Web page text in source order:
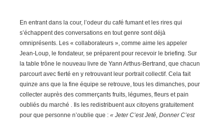
En entrant dans la cour, l’odeur du café fumant et les rires qui
s’échappent des conversations en tout genre sont déjà
omniprésents. Les « collaborateurs », comme aime les appeler
Jean-Loup, le fondateur, se préparent pour recevoir le briefing. Sur
la table trône le nouveau livre de Yann Arthus-Bertrand, que chacun
parcourt avec fierté en y retrouvant leur portrait collectif. Cela fait
quinze ans que la fine équipe se retrouve, tous les dimanches, pour
collecter auprès des commerçants fruits, légumes, fleurs et pain
oubliés du marché . Ils les redistribuent aux citoyens gratuitement
pour que personne n’oublie que : « Jeter C’est Jeté, Donner C’est